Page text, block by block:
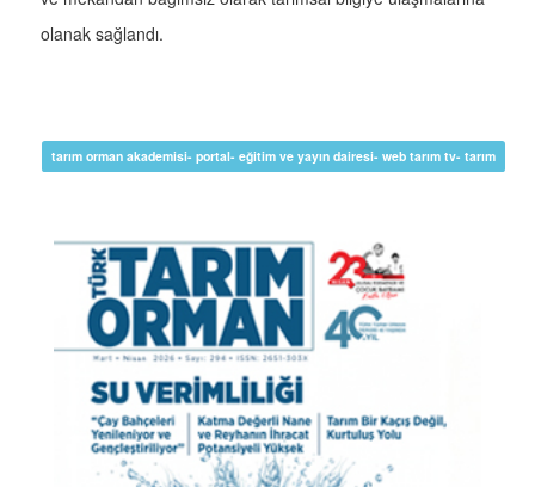
olanak sağlandı.
tarım orman akademisi- portal- eğitim ve yayın dairesi- web tarım tv- tarım